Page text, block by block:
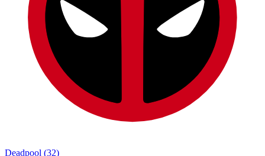
Deadpool (32)